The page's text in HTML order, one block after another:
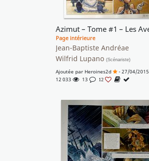
Page intérieure
Jean-Baptiste Andréae
Wilfrid Lupano (Scénariste)
Ajoutée par Heroines2d
- 27/04/2015
12 033
13 12